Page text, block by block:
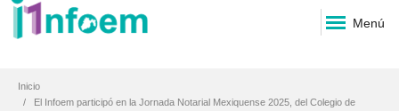
Menú
Inicio
El Infoem participó en la Jornada Notarial Mexiquense 2025, del Colegio de